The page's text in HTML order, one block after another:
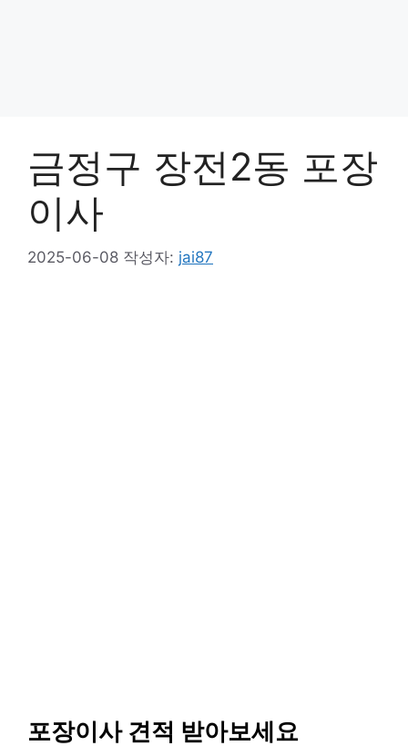
금정구 장전2동 포장
이사
2025-06-08 작성자: jai87
포장이사 견적 받아보세요